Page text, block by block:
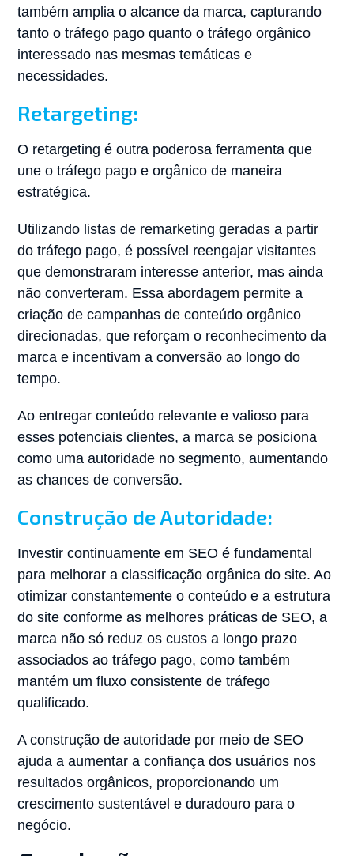
também amplia o alcance da marca, capturando
tanto o tráfego pago quanto o tráfego orgânico
interessado nas mesmas temáticas e
necessidades.
Retargeting:
O retargeting é outra poderosa ferramenta que
une o tráfego pago e orgânico de maneira
estratégica.
Utilizando listas de remarketing geradas a partir
do tráfego pago, é possível reengajar visitantes
que demonstraram interesse anterior, mas ainda
não converteram. Essa abordagem permite a
criação de campanhas de conteúdo orgânico
direcionadas, que reforçam o reconhecimento da
marca e incentivam a conversão ao longo do
tempo.
Ao entregar conteúdo relevante e valioso para
esses potenciais clientes, a marca se posiciona
como uma autoridade no segmento, aumentando
as chances de conversão.
Construção de Autoridade:
Investir continuamente em SEO é fundamental
para melhorar a classificação orgânica do site. Ao
otimizar constantemente o conteúdo e a estrutura
do site conforme as melhores práticas de SEO, a
marca não só reduz os custos a longo prazo
associados ao tráfego pago, como também
mantém um fluxo consistente de tráfego
qualificado.
A construção de autoridade por meio de SEO
ajuda a aumentar a confiança dos usuários nos
resultados orgânicos, proporcionando um
crescimento sustentável e duradouro para o
negócio.